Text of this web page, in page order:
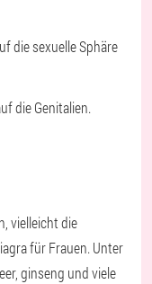
die sexuelle Sphäre
die Genitalien.
vielleicht die
für Frauen. Unter
ginseng und viele